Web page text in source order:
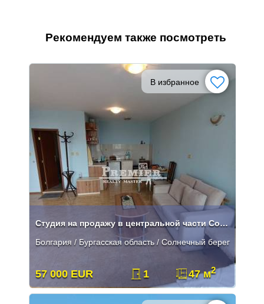
Рекомендуем также посмотреть
В избранное
Студия на продажу в центральной части Солнечного Берега.
Болгария / Бургасская область / Солнечный берег
57 000 EUR 1 47 м2